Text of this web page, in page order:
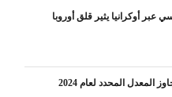
عبر أوكرانيا يثير قلق أوروبا
المعدل المحدد لعام 2024